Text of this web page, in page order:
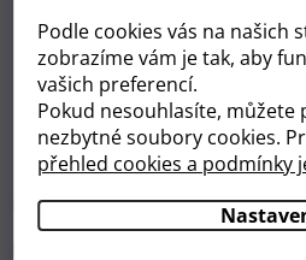
Podle cookies vás na našich
zobrazíme vám je tak, aby
vašich preferencí.
Pokud nesouhlasíte, můžete
nezbytné soubory cookies.
přehled cookies a podmínky
nebo hypofýzou
fyzické poruchy, jako je
nadměrné cvičení
poruchy reprodukčního
ucpané vejcovody,
spermií
menopauza
Některé z těchto faktorů ovlivňují